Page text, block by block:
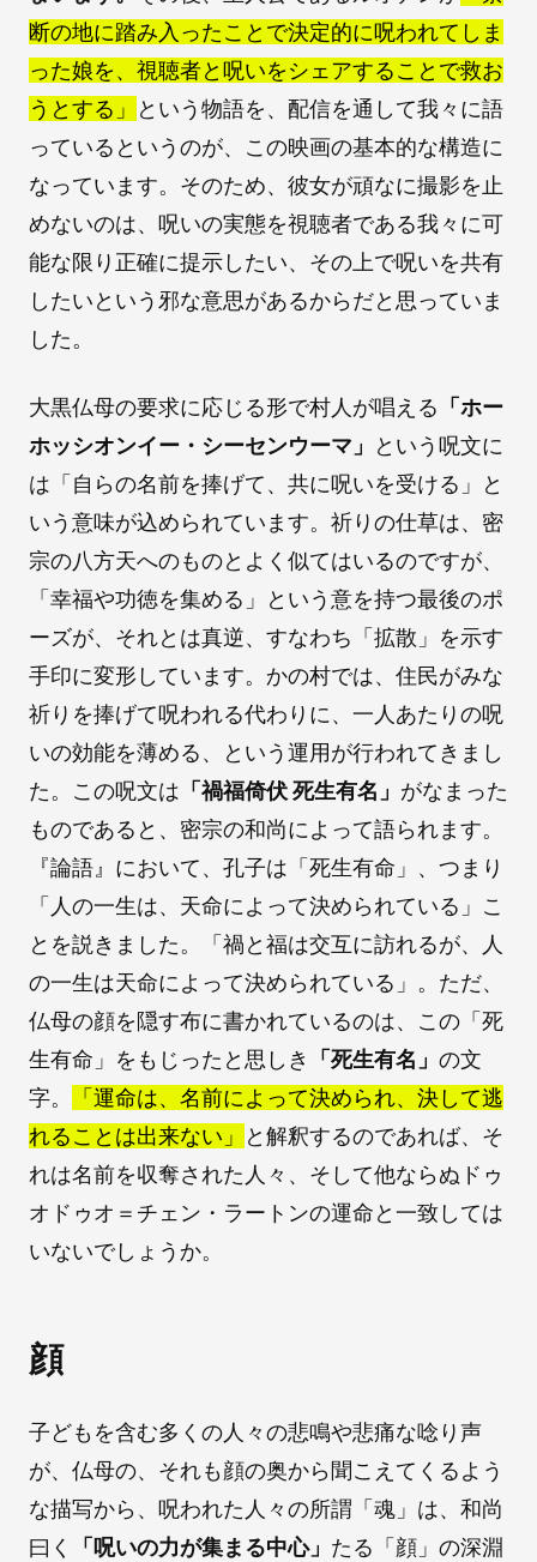
断の地に踏み入ったことで決定的に呪われてしま
った娘を、視聴者と呪いをシェアすることで救お
うとする」
という物語を、配信を通して我々に語
っているというのが、この映画の基本的な構造に
なっています。そのため、彼女が頑なに撮影を止
めないのは、呪いの実態を視聴者である我々に可
能な限り正確に提示したい、その上で呪いを共有
したいという邪な意思があるからだと思っていま
した。
大黒仏母の要求に応じる形で村人が唱える 「ホー
ホッシオンイー・シーセンウーマ」
という呪文に
は「自らの名前を捧げて、共に呪いを受ける」と
いう意味が込められています。祈りの仕草は、密
宗の八方天へのものとよく似てはいるのですが、
「幸福や功徳を集める」という意を持つ最後のポ
ーズが、それとは真逆、すなわち「拡散」を示す
手印に変形しています。かの村では、住民がみな
祈りを捧げて呪われる代わりに、一人あたりの呪
いの効能を薄める、という運用が行われてきまし
た。この呪文は 「禍福倚伏 死生有名」 がなまった
ものであると、密宗の和尚によって語られます。
『論語』において、孔子は「死生有命」、つまり
「人の一生は、天命によって決められている」こ
とを説きました。「禍と福は交互に訪れるが、人
の一生は天命によって決められている」。ただ、
仏母の顔を隠す布に書かれているのは、この「死
生有命」をもじったと思しき
「死生有名」 の文
字。
「運命は、名前によって決められ、決して逃
れることは出来ない」
と解釈するのであれば、そ
れは名前を収奪された人々、そして他ならぬドゥ
オドゥオ＝チェン・ラートンの運命と一致しては
いないでしょうか。
顔
子どもを含む多くの人々の悲鳴や悲痛な唸り声
が、仏母の、それも顔の奥から聞こえてくるよう
な描写から、呪われた人々の所謂「魂」は、和尚
曰く
「呪いの力が集まる中心」 たる「顔」の深淵